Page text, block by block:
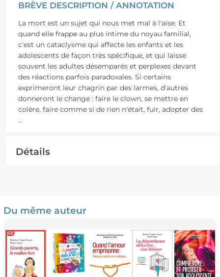
BRÈVE DESCRIPTION / ANNOTATION
La mort est un sujet qui nous met mal à l'aise. Et
quand elle frappe au plus intime du noyau familial,
c'est un cataclysme qui affecte les enfants et les
adolescents de façon très spécifique, et qui laisse
souvent les adultes désemparés et perplexes devant
des réactions parfois paradoxales. Si certains
exprimeront leur chagrin par des larmes, d'autres
donneront le change : faire le clown, se mettre en
colère, faire comme si de rien n'était, fuir, adopter des
...
Détails
Du même auteur